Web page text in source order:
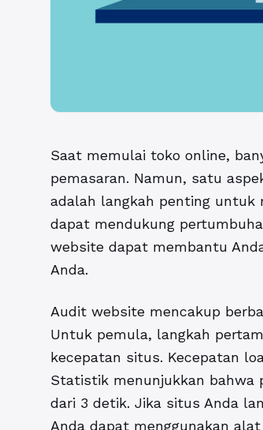
Saat memulai toko online,
pemasaran. Namun, satu
adalah langkah penting untuk
dapat mendukung
website dapat membantu
Anda.
Audit website mencakup
Untuk pemula, langkah
kecepatan situs. Kecepatan
Statistik menunjukkan bahwa
dari 3 detik. Jika situs Anda
Anda dapat menggunakan